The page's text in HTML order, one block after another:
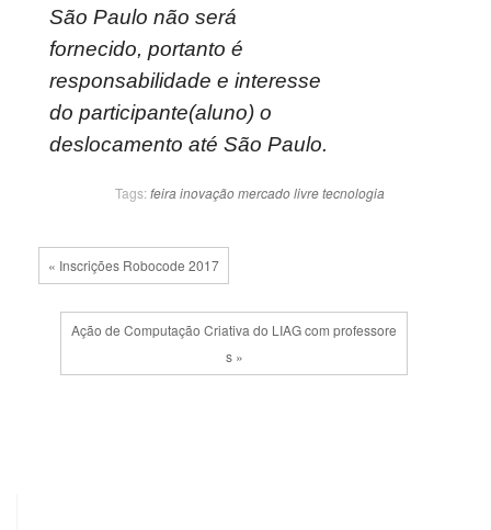
São Paulo não será
fornecido, portanto é
responsabilidade e interesse
do participante(aluno) o
deslocamento até São Paulo.
Tags: feira inovaçãomercado livretecnologia
« Inscrições Robocode 2017
Ação de Computação Criativa do LIAG com professore
s »